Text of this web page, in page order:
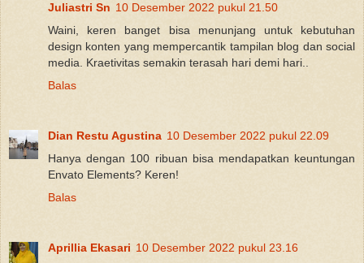
Juliastri Sn 10 Desember 2022 pukul 21.50
Waini, keren banget bisa menunjang untuk kebutuhan
design konten yang mempercantik tampilan blog dan social
media. Kraetivitas semakin terasah hari demi hari..
Balas
Dian Restu Agustina 10 Desember 2022 pukul 22.09
Hanya dengan 100 ribuan bisa mendapatkan keuntungan
Envato Elements? Keren!
Balas
Aprillia Ekasari 10 Desember 2022 pukul 23.16